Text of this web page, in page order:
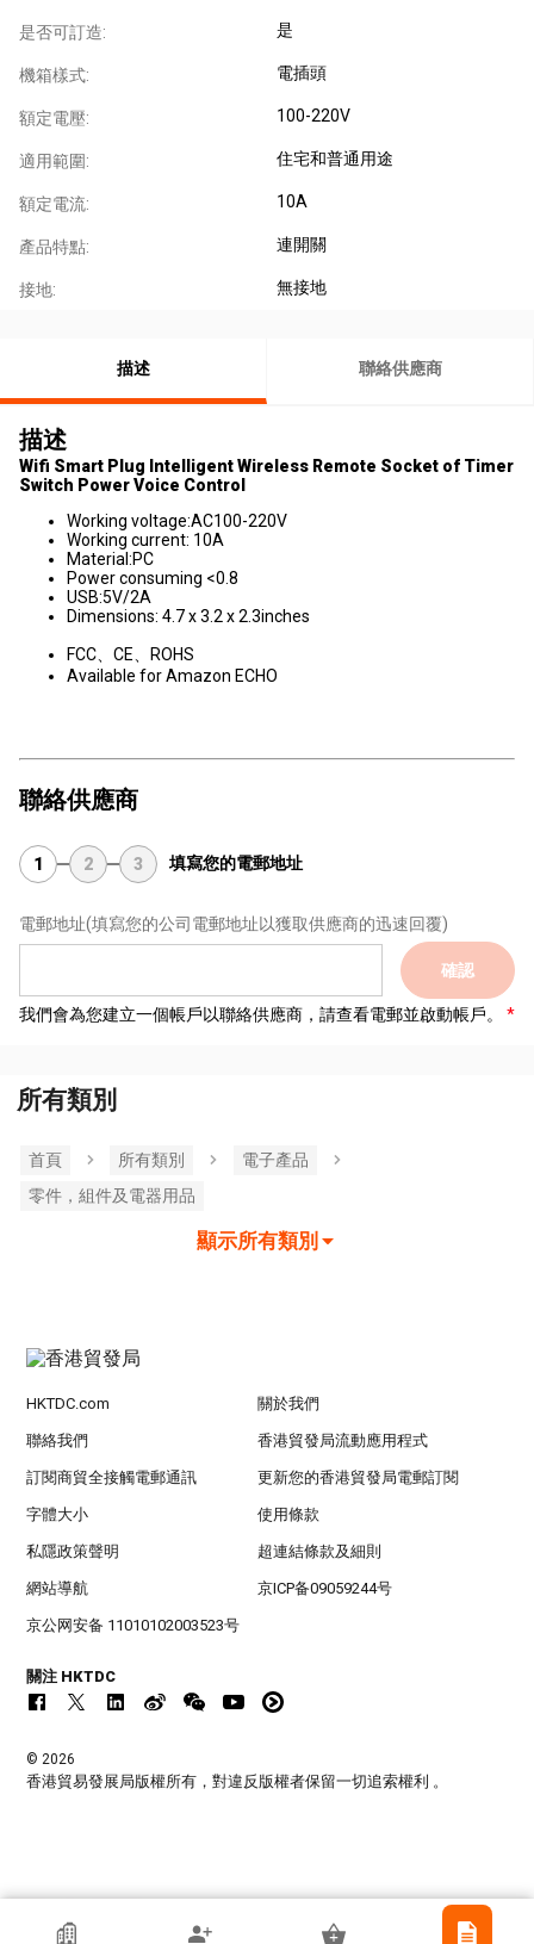
是否可訂造: 是
機箱樣式: 電插頭
額定電壓: 100-220V
適用範圍: 住宅和普通用途
額定電流: 10A
產品特點: 連開關
接地: 無接地
描述 聯絡供應商
描述
Wifi Smart Plug Intelligent Wireless Remote Socket of Timer
Switch Power Voice Control
Working voltage:AC100-220V
Working current: 10A
Material:PC
Power consuming <0.8
USB:5V/2A
Dimensions: 4.7 x 3.2 x 2.3inches
FCC、CE、ROHS
Available for Amazon ECHO
聯絡供應商
1 2 3 填寫您的電郵地址
電郵地址(填寫您的公司電郵地址以獲取供應商的迅速回覆)
確認
我們會為您建立一個帳戶以聯絡供應商，請查看電郵並啟動帳戶。
所有類別
首頁 所有類別
電子產品
零件，組件及電器用品
顯示所有類別
HKTDC.com 關於我們
聯絡我們 香港貿發局流動應用程式
訂閱商貿全接觸電郵通訊 更新您的香港貿發局電郵訂閱
字體大小 使用條款
私隱政策聲明 超連結條款及細則
網站導航 京ICP备09059244号
京公网安备 11010102003523号
關注 HKTDC
© 2026
香港貿易發展局版權所有，對違反版權者保留一切追索權利 。